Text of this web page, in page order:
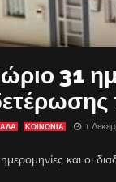
31
ΚΟΙΝΩΝΙΑ 1
και οι